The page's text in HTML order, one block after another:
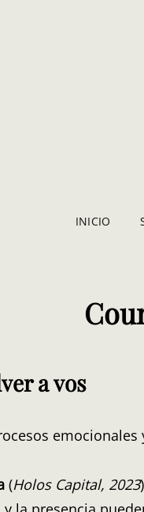
INICIO
a vos
(Holos Capital, 2023